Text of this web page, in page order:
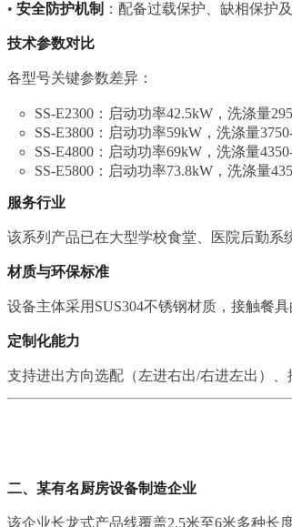
• 安全防护机制 ：配备过载保护、缺相保护
技术参数对比
各型号关键参数差异：
SS-E2300：启动功率42.5kW，洗涤量
SS-E3800：启动功率59kW，洗涤量
SS-E4800：启动功率69kW，洗涤量
SS-E5800：启动功率73.8kW，洗涤量
服务行业
该系列产品已在大型学校食堂、医院后勤系
材质与环保标准
设备主体采用SUS304不锈钢材质，接触餐
定制化能力
支持进出方向选配（左进右出/右进左出）
二、某有名厨房设备制造企业
该企业长龙式产品线覆盖2.5米至6米多种长